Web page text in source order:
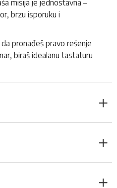
misija je jednostavna –
brzu isporuku i
pronađeš pravo rešenje
biraš idealanu tastaturu